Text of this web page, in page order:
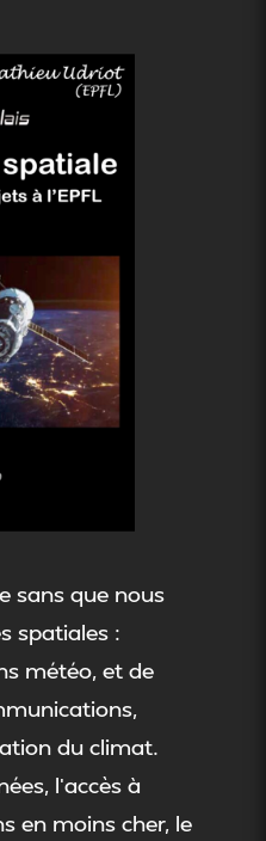
sans que nous
spatiales :
météo, et de
du climat.
l’accès à
en moins cher, le